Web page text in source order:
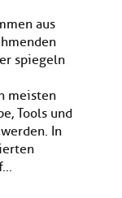
aus
spiegeln
meisten
Tools und
In